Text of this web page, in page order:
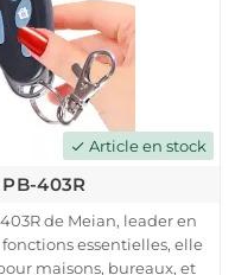
check Article en stock
403R
de Meian, leader en
essentielles, elle
maisons, bureaux, et